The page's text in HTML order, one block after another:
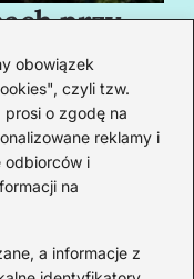
obowiązek
czyli tzw.
o zgodę na
reklamy i
odbiorców i
na
a informacje z
przy
bliska – nie tylko
ludzi,